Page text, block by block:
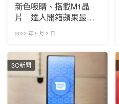
新色吸睛、搭載M1晶
片 達人開箱蘋果最新
iPad Air 5
2022 年 5 月 3 日
3C新聞